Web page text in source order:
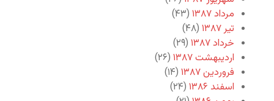
مرداد ۱۳۸۷
(۴۳)
تیر ۱۳۸۷
(۴۸)
خرداد ۱۳۸۷
(۲۹)
اردیبهشت ۱۳۸۷
(۲۶)
فروردین ۱۳۸۷
(۱۴)
اسفند ۱۳۸۶
(۲۴)